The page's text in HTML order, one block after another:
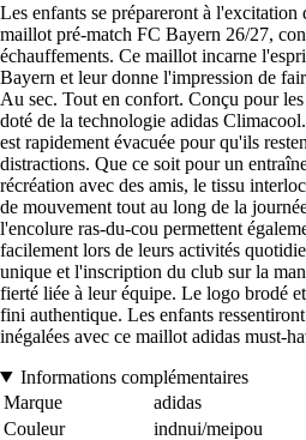
Les enfants se prépareront à
maillot pré-match FC Bayern 26/27,
échauffements. Ce maillot incarne
Bayern et leur donne l'impression de
Au sec. Tout en confort. Conçu pour
doté de la technologie adidas
est rapidement évacuée pour qu'ils
distractions. Que ce soit pour un
récréation avec des amis, le tissu
de mouvement tout au long de la
l'encolure ras-du-cou permettent
facilement lors de leurs activités
unique et l'inscription du club sur la
fierté liée à leur équipe. Le logo brodé
fini authentique. Les enfants
inégalées avec ce maillot adidas must-
Informations complémentaires
Marque
adidas
Couleur
indnui/meipou